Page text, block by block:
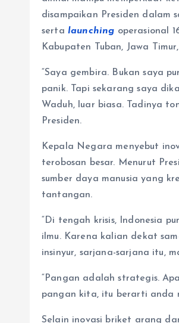
disampaikan Presiden dalam
serta launching operasional
Kabupaten Tuban, Jawa
“Saya gembira. Bukan saya
panik. Tapi sekarang saya
Waduh, luar biasa. Tadinya
Presiden.
Kepala Negara menyebut
terobosan besar. Menurut
sumber daya manusia yang
tantangan.
“Di tengah krisis, Indonesia
ilmu. Karena kalian dekat
insinyur, sarjana-sarjana itu,
“Pangan adalah strategis.
pangan kita, itu berarti anda
Selain inovasi briket arang